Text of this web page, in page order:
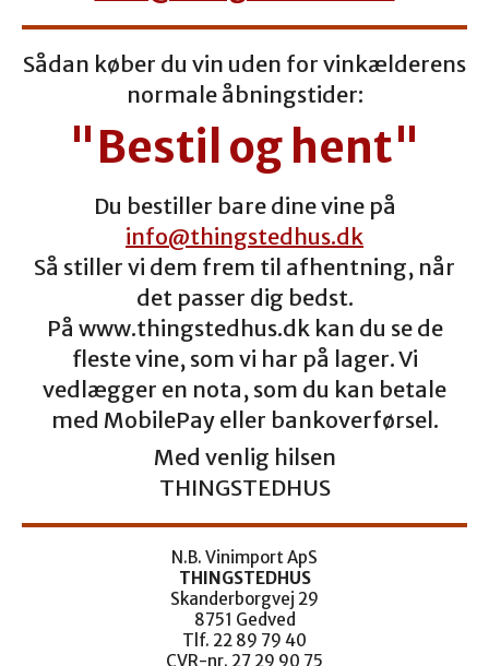
Sådan køber du vin uden for vinkælderens
normale åbningstider:
"Bestil og hent"
Du bestiller bare dine vine på
info@thingstedhus.dk
Så stiller vi dem frem til afhentning, når
det passer dig bedst.
På www.thingstedhus.dk kan du se de
fleste vine, som vi har på lager. Vi
vedlægger en nota, som du kan betale
med MobilePay eller bankoverførsel.
Med venlig hilsen
THINGSTEDHUS
N.B. Vinimport ApS
THINGSTEDHUS
Skanderborgvej 29
8751 Gedved
Tlf. 22 89 79 40
CVR-nr. 27 29 90 75